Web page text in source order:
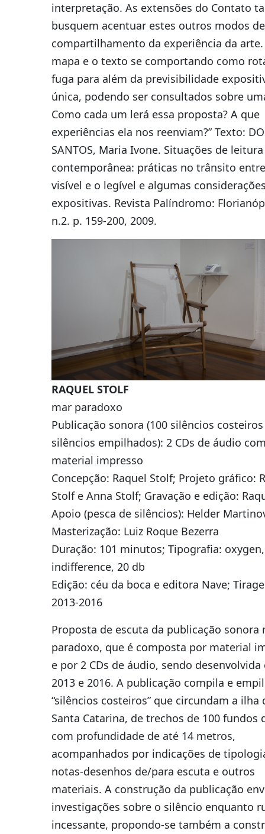
interpretação. As extensões do Contato
busquem acentuar estes outros modos de
compartilhamento da experiência da arte.
mapa e o texto se comportando como
fuga para além da previsibilidade
única, podendo ser consultados sobre
Como cada um lerá essa proposta? A que
experiências ela nos reenviam?” Texto:
SANTOS, Maria Ivone. Situações de
contemporânea: práticas no trânsito
visível e o legível e algumas
expositivas. Revista Palíndromo:
n.2. p. 159-200, 2009.
RAQUEL STOLF
mar paradoxo
Publicação sonora (100 silêncios costeiros
silêncios empilhados): 2 CDs de áudio
material impresso
Concepção: Raquel Stolf; Projeto gráfico:
Stolf e Anna Stolf; Gravação e edição:
Apoio (pesca de silêncios): Helder
Masterização: Luiz Roque Bezerra
Duração: 101 minutos; Tipografia:
indifference, 20 db
Edição: céu da boca e editora Nave;
2013-2016
Proposta de escuta da publicação sonora
paradoxo, que é composta por material
e por 2 CDs de áudio, sendo desenvolvida
2013 e 2016. A publicação compila e
“silêncios costeiros” que circundam a ilha
Santa Catarina, de trechos de 100 fundos
com profundidade de até 14 metros,
acompanhados por indicações de
notas-desenhos de/para escuta e outros
materiais. A construção da publicação
investigações sobre o silêncio enquanto
incessante, propondo-se também a